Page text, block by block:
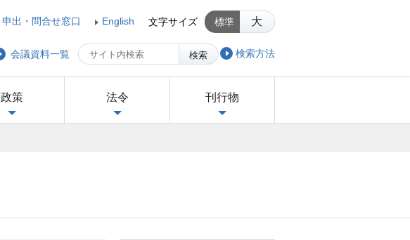
文字サイズ 標準 大
申出・問合せ窓口 English
検索 検索方法
会議資料一覧
政策 法令 刊行物